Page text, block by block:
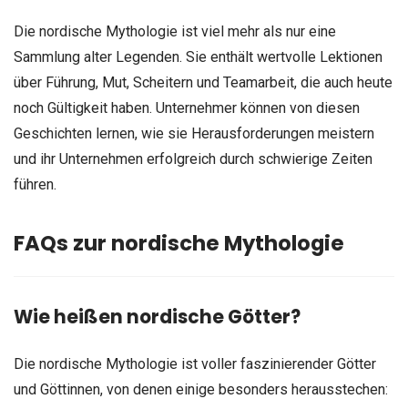
Die nordische Mythologie ist viel mehr als nur eine
Sammlung alter Legenden. Sie enthält wertvolle Lektionen
über Führung, Mut, Scheitern und Teamarbeit, die auch heute
noch Gültigkeit haben. Unternehmer können von diesen
Geschichten lernen, wie sie Herausforderungen meistern
und ihr Unternehmen erfolgreich durch schwierige Zeiten
führen.
FAQs zur nordische Mythologie
Wie heißen nordische Götter?
Die nordische Mythologie ist voller faszinierender Götter
und Göttinnen, von denen einige besonders herausstechen: